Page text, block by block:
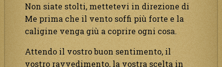
Non siate stolti, mettetevi in direzione di
Me prima che il vento soffi più forte e la
caligine venga giù a coprire ogni cosa.
Attendo il vostro buon sentimento, il
vostro ravvedimento, la vostra scelta in